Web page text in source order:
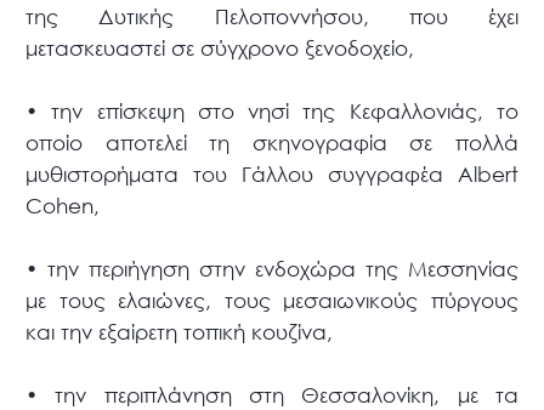
της Δυτικής Πελοποννήσου, που έχει
μετασκευαστεί σε σύγχρονο ξενοδοχείο,
• την επίσκεψη στο νησί της Κεφαλλονιάς, το
οποίο αποτελεί τη σκηνογραφία σε πολλά
μυθιστορήματα του Γάλλου συγγραφέα Albert
Cohen,
• την περιήγηση στην ενδοχώρα της Μεσσηνίας
με τους ελαιώνες, τους μεσαιωνικούς πύργους
και την εξαίρετη τοπική κουζίνα,
• την περιπλάνηση στη Θεσσαλονίκη, με τα